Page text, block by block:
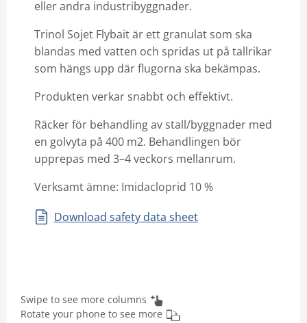
eller andra industribyggnader.
Trinol Sojet Flybait är ett granulat som ska
blandas med vatten och spridas ut på tallrikar
som hängs upp där flugorna ska bekämpas.
Produkten verkar snabbt och effektivt.
Räcker för behandling av stall/byggnader med
en golvyta på 400 m2. Behandlingen bör
upprepas med 3–4 veckors mellanrum.
Verksamt ämne: Imidacloprid 10 %
Download safety data sheet
Swipe to see more columns
Rotate your phone to see more
Kontakt
Om Vilofarm